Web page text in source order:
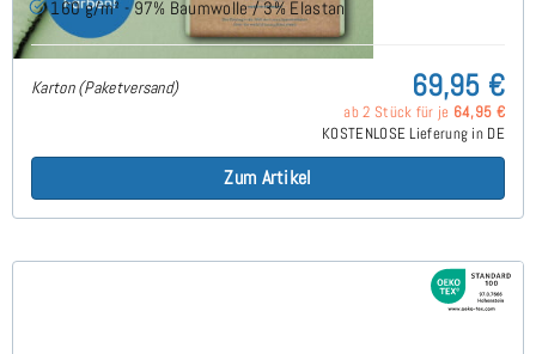
160 g/m² - 97% Baumwolle / 3% Elastan
Karton (Paketversand) 69,95 €
ab 2 Stück für je 64,95 €
KOSTENLOSE Lieferung in DE
Zum Artikel